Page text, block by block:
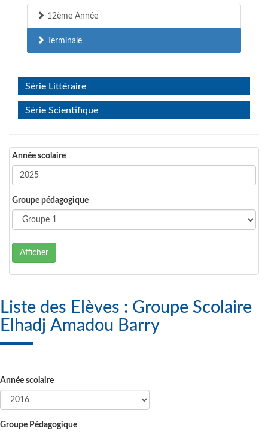
12ème Année
Terminale
Série Littéraire
Série Scientifique
Année scolaire
Groupe pédagogique
Afficher
Liste des Elèves : Groupe Scolaire
Elhadj Amadou Barry
Année scolaire
Groupe Pédagogique